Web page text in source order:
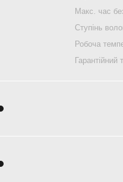
Макс. час
Ступінь
Робоча
Гарантійний